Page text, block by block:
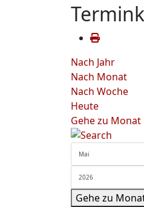
Nach Jahr
Nach Monat
Nach Woche
Heute
Gehe zu Monat
Gehe zu